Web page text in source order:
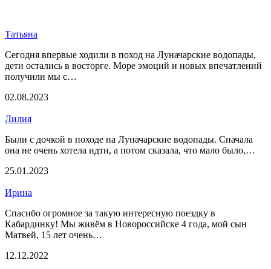
Татьяна
Сегодня впервые ходили в поход на Луначарские водопады,
дети остались в восторге. Море эмоций и новых впечатлений
получили мы с…
02.08.2023
Лилия
Были с дочкой в походе на Луначарские водопады. Сначала
она не очень хотела идти, а потом сказала, что мало было,…
25.01.2023
Ирина
Спасибо огромное за такую интересную поездку в
Кабардинку! Мы живём в Новороссийске 4 года, мой сын
Матвей, 15 лет очень…
12.12.2022